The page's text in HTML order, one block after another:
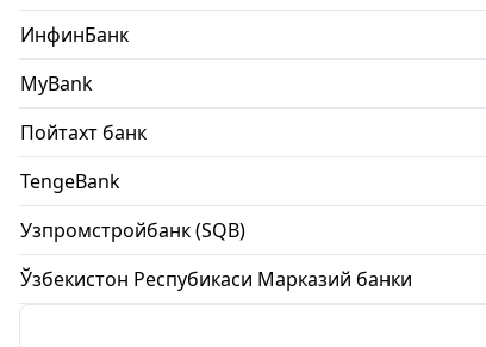
ИнфинБанк
MyBank
Пойтахт банк
TengeBank
Узпромстройбанк (SQB)
Ўзбекистон Респубикаси Марказий банки